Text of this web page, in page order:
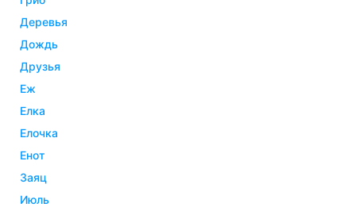
деревья
дождь
друзья
еж
елка
елочка
енот
заяц
июль